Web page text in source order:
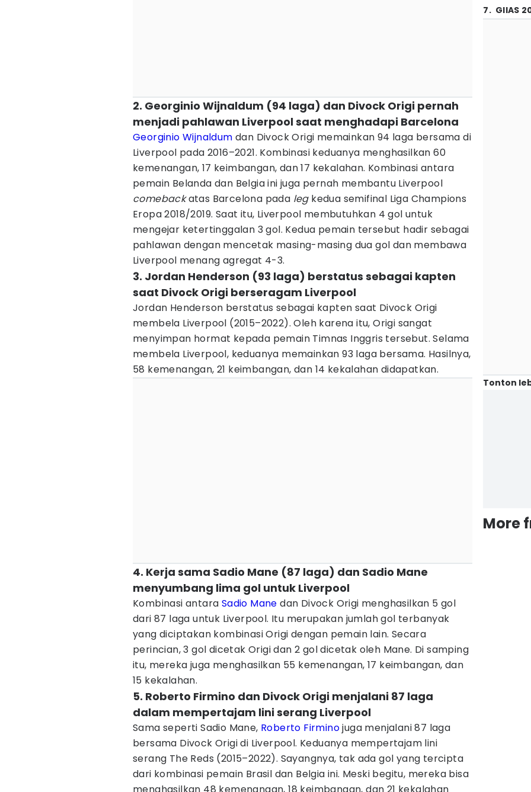
2. Georginio Wijnaldum (94 laga) dan Divock Origi pernah
menjadi pahlawan Liverpool saat menghadapi Barcelona
Georginio Wijnaldum dan Divock Origi memainkan 94 laga bersama di
Liverpool pada 2016–2021. Kombinasi keduanya menghasilkan 60
kemenangan, 17 keimbangan, dan 17 kekalahan. Kombinasi antara
pemain Belanda dan Belgia ini juga pernah membantu Liverpool
comebackatas Barcelona pada leg kedua semifinal Liga Champions
Eropa 2018/2019. Saat itu, Liverpool membutuhkan 4 gol untuk
mengejar ketertinggalan 3 gol. Kedua pemain tersebut hadir sebagai
pahlawan dengan mencetak masing-masing dua gol dan membawa
Liverpool menang agregat 4-3.
3. Jordan Henderson (93 laga) berstatus sebagai kapten
saat Divock Origi berseragam Liverpool
Jordan Henderson berstatus sebagai kapten saat Divock Origi
membela Liverpool (2015–2022). Oleh karena itu, Origi sangat
menyimpan hormat kepada pemain Timnas Inggris tersebut. Selama
membela Liverpool, keduanya memainkan 93 laga bersama. Hasilnya,
58 kemenangan, 21 keimbangan, dan 14 kekalahan didapatkan.
4. Kerja sama Sadio Mane (87 laga) dan Sadio Mane
menyumbang lima gol untuk Liverpool
Kombinasi antara Sadio Mane dan Divock Origi menghasilkan 5 gol
dari 87 laga untuk Liverpool. Itu merupakan jumlah gol terbanyak
yang diciptakan kombinasi Origi dengan pemain lain. Secara
perincian, 3 gol dicetak Origi dan 2 gol dicetak oleh Mane. Di samping
itu, mereka juga menghasilkan 55 kemenangan, 17 keimbangan, dan
15 kekalahan.
5. Roberto Firmino dan Divock Origi menjalani 87 laga
dalam mempertajam lini serang Liverpool
Sama seperti Sadio Mane, Roberto Firminojuga menjalani 87 laga
bersama Divock Origi di Liverpool. Keduanya mempertajam lini
serang The Reds (2015–2022). Sayangnya, tak ada gol yang tercipta
dari kombinasi pemain Brasil dan Belgia ini. Meski begitu, mereka bisa
7. GIIAS
Tonton
More